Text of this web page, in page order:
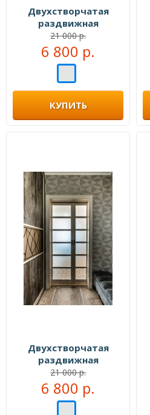
Двухстворчатая
раздвижная
перегородка №106777
21 000 р.
6 800 р.
КУПИТЬ
Двухстворчатая
раздвижная
перегородка №107333
21 000 р.
6 800 р.